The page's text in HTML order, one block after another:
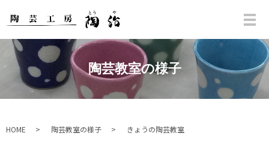
陶芸教室の様子
HOME 陶芸教室の様子 きょうの陶芸教室